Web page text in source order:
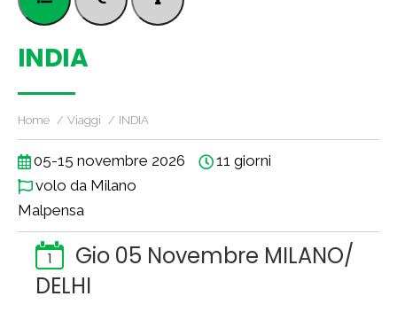
INDIA
Home Viaggi INDIA
05-15 novembre 2026
11 giorni
volo da Milano
Malpensa
1
Gio 05 Novembre MILANO/
DELHI